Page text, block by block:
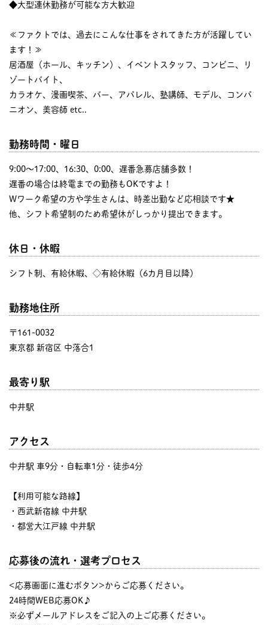
◆大型連休勤務が可能な方大歓迎
≪ファクトでは、過去にこんな仕事をされてきた方が活躍してい
ます！≫
居酒屋（ホール、キッチン）、イベントスタッフ、コンビニ、リ
ゾートバイト、
カラオケ、漫画喫茶、バー、アパレル、塾講師、モデル、コンパ
ニオン、美容師 etc..
勤務時間・曜日
9:00〜17:00、16:30、0:00、遅番急募店舗多数！
遅番の場合は終電までの勤務もOKですよ！
Wワーク希望の方や学生さんは、時差出勤など応相談です★
他、シフト希望制のため希望休がしっかり提出できます。
休日・休暇
シフト制、有給休暇、◇有給休暇（6カ月目以降）
勤務地住所
〒161-0032
東京都 新宿区 中落合1
最寄り駅
中井駅
アクセス
中井駅 車9分・自転車1分・徒歩4分
【利用可能な路線】
・西武新宿線 中井駅
・都営大江戸線 中井駅
応募後の流れ・選考プロセス
<応募画面に進むボタン>からご応募ください。
24時間WEB応募OK♪
※必ずメールアドレスをご記入の上ご応募ください。